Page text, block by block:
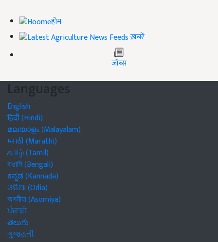
होम
ख़बरें
जॉब्स
Languages
English
हिंदी (Hindi)
മലയാളം (Malayalam)
मराठी (Marathi)
தமிழ் (Tamil)
বাঙালি (Bengali)
ಕನ್ನಡ (Kannada)
ଓଡିଆ (Odia)
অসমীয়া (Asomiya)
ਪੰਜਾਬੀ
తెలుగు
ગુજરાતી